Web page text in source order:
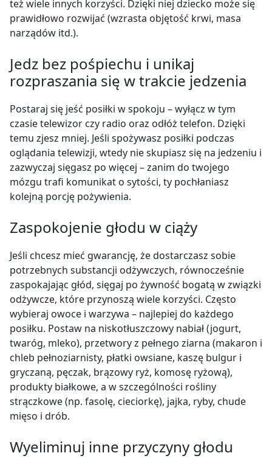
też wiele innych korzyści. Dzięki niej dziecko może się
prawidłowo rozwijać (wzrasta objętość krwi, masa
narządów itd.).
Jedz bez pośpiechu i unikaj
rozpraszania się w trakcie jedzenia
Postaraj się jeść posiłki w spokoju – wyłącz w tym
czasie telewizor czy radio oraz odłóż telefon. Dzięki
temu zjesz mniej. Jeśli spożywasz posiłki podczas
oglądania telewizji, wtedy nie skupiasz się na jedzeniu i
zazwyczaj sięgasz po więcej – zanim do twojego
mózgu trafi komunikat o sytości, ty pochłaniasz
kolejną porcję pożywienia.
Zaspokojenie głodu w ciąży
Jeśli chcesz mieć gwarancję, że dostarczasz sobie
potrzebnych substancji odżywczych, równocześnie
zaspokajając głód, sięgaj po żywność bogatą w związki
odżywcze, które przynoszą wiele korzyści. Często
wybieraj owoce i warzywa – najlepiej do każdego
posiłku. Postaw na niskotłuszczowy nabiał (jogurt,
twaróg, mleko), przetwory z pełnego ziarna (makaron i
chleb pełnoziarnisty, płatki owsiane, kaszę bulgur i
gryczaną, pęczak, brązowy ryż, komosę ryżową),
produkty białkowe, a w szczególności rośliny
strączkowe (np. fasolę, cieciorkę), jajka, ryby, chude
mięso i drób.
Wyeliminuj inne przyczyny głodu